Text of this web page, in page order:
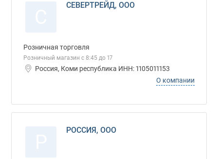
СЕВЕРТРЕЙД, ООО
Розничная торговля
Розничный магазин с 8:45 до 17
Россия, Коми республика ИНН: 1105011153
О компании
РОССИЯ, ООО